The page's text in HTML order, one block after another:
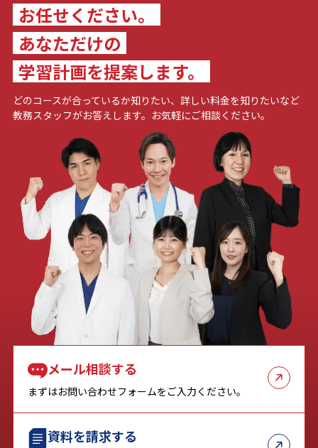
お任せください。
あなただけの
学習計画を提案します。
どのコースが合っているか知りたい、詳しい料金を知りたいなど
教務スタッフがお答えします。お気軽にご相談ください。
メール相談する
まずはお問い合わせフォームをご入力ください。
資料を請求する